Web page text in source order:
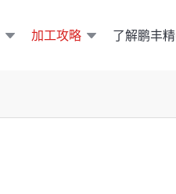
加工攻略 了解鹏丰